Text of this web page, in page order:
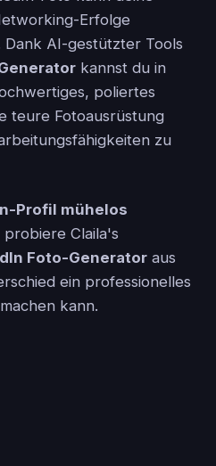
Erfolge
AI-gestützter Tools
kannst du in
poliertes
teure Fotoausrüstung
zu
Profil mühelos
probiere Claila's
Foto-Generator aus
ein professionelles
kann.